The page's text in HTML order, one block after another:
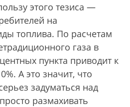
этого тезиса —
на
топлива. По расчетам
газа в
пункта приводит к
А это значит, что
задуматься над
размахивать